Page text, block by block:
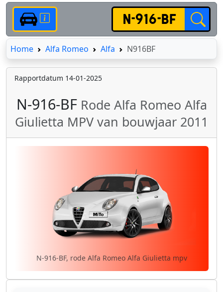
HomeHomeAlfa Romeo Alfa N916BF
Rapportdatum 14-01-2025
N-916-BF Rode Alfa Romeo Alfa
Giulietta MPV van bouwjaar 2011
N-916-BF, rode Alfa Romeo Alfa Giulietta mpv